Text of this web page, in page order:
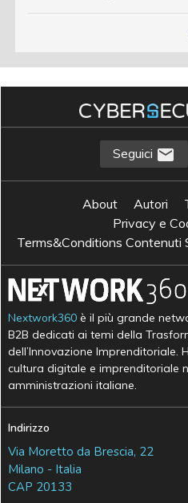
Seguici
About Autori
Privacy e
Terms&Conditions Contenuti
Nextwork360 è il più grande
B2B dedicati ai temi della
dell’Innovazione Imprenditoriale.
cultura digitale e imprenditoriale
amministrazioni italiane.
Indirizzo
Via Moretto da Brescia, 22
Milano - Italia
CAP 20133